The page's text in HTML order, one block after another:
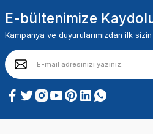
E-bültenimize
Kampanya ve duyurularımızdan ilk